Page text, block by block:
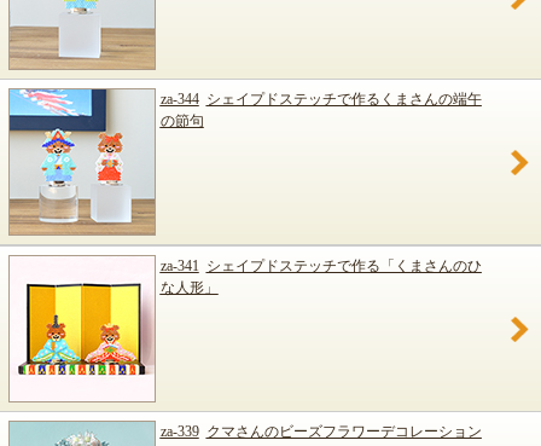
za-344 シェイプドステッチで作るくまさんの端午
の節句
za-341 シェイプドステッチで作る「くまさんのひ
な人形」
za-339 クマさんのビーズフラワーデコレーション